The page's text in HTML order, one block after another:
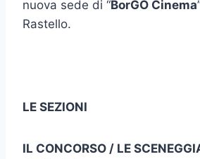
nuova sede di “BorGO Cinema
Rastello.
LE SEZIONI
IL CONCORSO / LE